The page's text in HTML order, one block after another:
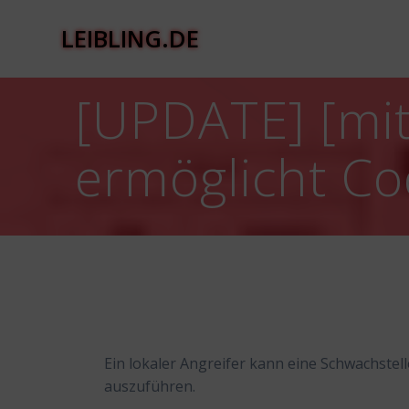
LEIBLING.DE
[UPDATE]
ermöglicht
Ein lokaler Angreifer kann eine
auszuführen.